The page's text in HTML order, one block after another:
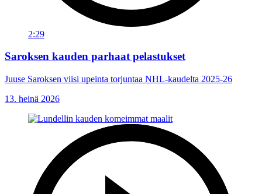
2:29
Saroksen kauden parhaat pelastukset
Juuse Saroksen viisi upeinta torjuntaa NHL-kaudelta 2025-26
13. heinä 2026